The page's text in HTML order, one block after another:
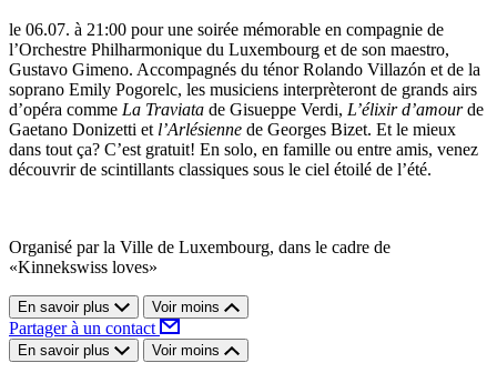
le 06.07. à 21:00 pour une soirée mémorable en compagnie de
l’Orchestre Philharmonique du Luxembourg et de son maestro,
Gustavo Gimeno. Accompagnés du ténor Rolando Villazón et de la
soprano Emily Pogorelc, les musiciens interprèteront de grands airs
d’opéra comme La Traviata de Gisueppe Verdi, L’élixir d’amourde
Gaetano Donizetti etl’Arlésienne de Georges Bizet. Et le mieux
dans tout ça? C’est gratuit! En solo, en famille ou entre amis, venez
découvrir de scintillants classiques sous le ciel étoilé de l’été.
Organisé par la Ville de Luxembourg, dans le cadre de
«Kinnekswiss loves»
En savoir plus Voir moins
Partager à un contact
En savoir plus Voir moins